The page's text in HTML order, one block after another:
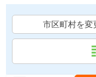
市区町村を変